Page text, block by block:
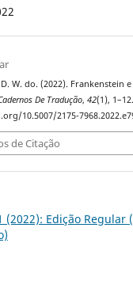
W. do. (2022). Frankenstein
De Tradução,42(1),
10.5007/2175-
de Citação
(2022): Edição Regular